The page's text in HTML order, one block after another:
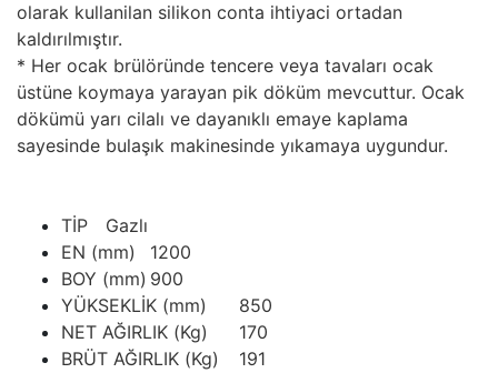
olarak kullanilan silikon conta ihtiyaci ortadan
kaldırılmıştır.
* Her ocak brülöründe tencere veya tavaları ocak
üstüne koymaya yarayan pik döküm mevcuttur. Ocak
dökümü yarı cilalı ve dayanıklı emaye kaplama
sayesinde bulaşık makinesinde yıkamaya uygundur.
TİP
Gazlı
EN (mm)
1200
BOY (mm) 900
YÜKSEKLİK (mm)
850
NET AĞIRLIK (Kg)
170
BRÜT AĞIRLIK (Kg)
191